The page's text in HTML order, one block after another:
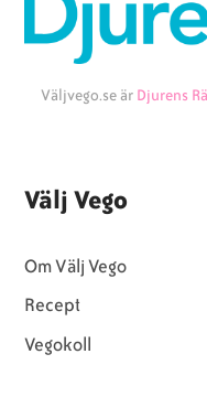
Väljvego.se är Djurens
Välj Vego
Om Välj Vego
Recept
Vegokoll